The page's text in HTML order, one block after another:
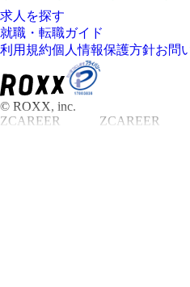
求人を探す
就職・転職ガイド
利用規約個人情報保護方針お問
© ROXX, inc.
ZCAREER
ZCAREER